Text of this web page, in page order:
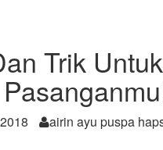
4 Tips Dan Trik Untuk
Trik
airin ayu puspa